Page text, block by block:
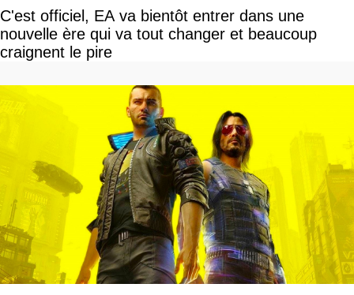
C'est officiel, EA va bientôt entrer dans une
nouvelle ère qui va tout changer et beaucoup
craignent le pire